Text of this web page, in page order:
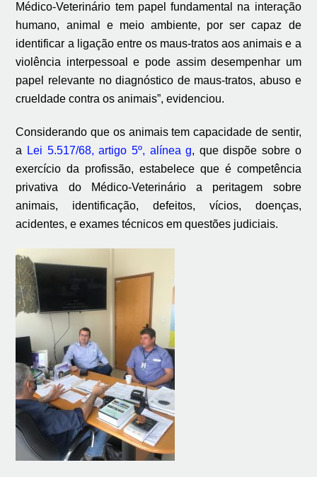
Médico-Veterinário tem papel fundamental na interação
humano, animal e meio ambiente, por ser capaz de
identificar a ligação entre os maus-tratos aos animais e a
violência interpessoal e pode assim desempenhar um
papel relevante no diagnóstico de maus-tratos, abuso e
crueldade contra os animais”, evidenciou.
Considerando que os animais tem capacidade de sentir,
a
Lei 5.517/68, artigo 5º, alínea g, que dispõe sobre o
exercício da profissão, estabelece que é competência
privativa do Médico-Veterinário a peritagem sobre
animais, identificação, defeitos, vícios, doenças,
acidentes, e exames técnicos em questões judiciais.